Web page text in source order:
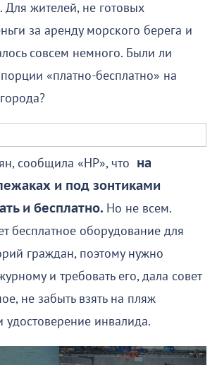
жителей, не готовых
за аренду морского берега и
совсем немного. Были ли
«платно-бесплатно» на
сообщила «НР», что на
и под зонтиками
и бесплатно. Но не всем.
бесплатное оборудование для
граждан, поэтому нужно
и требовать его, дала совет
не забыть взять на пляж
удостоверение инвалида.